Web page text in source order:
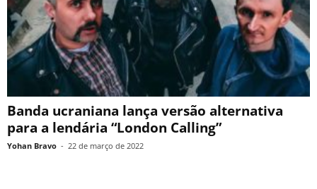
Banda ucraniana lança versão alternativa
para a lendária “London Calling”
Yohan Bravo - 22 de março de 2022